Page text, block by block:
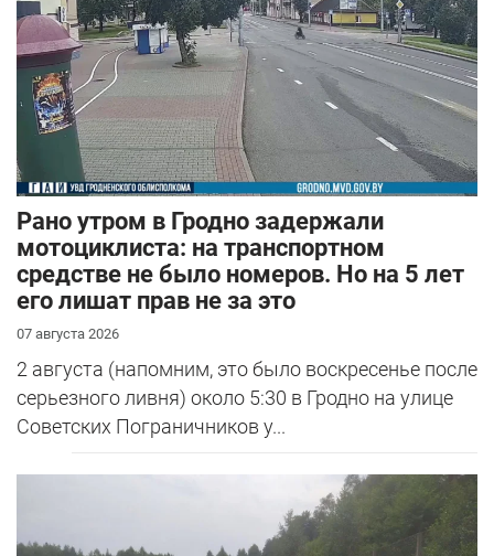
Рано утром в Гродно задержали
мотоциклиста: на транспортном
средстве не было номеров. Но на 5 лет
его лишат прав не за это
07 августа 2026
2 августа (напомним, это было воскресенье после
серьезного ливня) около 5:30 в Гродно на улице
Советских Пограничников у...